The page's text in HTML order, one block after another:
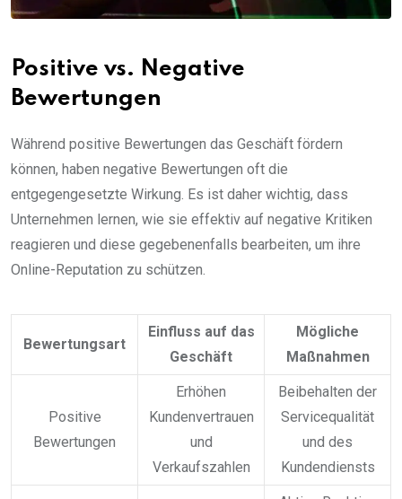
Positive vs. Negative
Bewertungen
Während positive Bewertungen das Geschäft fördern
können, haben negative Bewertungen oft die
entgegengesetzte Wirkung. Es ist daher wichtig, dass
Unternehmen lernen, wie sie effektiv auf negative Kritiken
reagieren und diese gegebenenfalls bearbeiten, um ihre
Online-Reputation zu schützen.
Bewertungsart
Einfluss auf das
Geschäft
Mögliche
Maßnahmen
Positive
Bewertungen
Erhöhen
Kundenvertrauen
und
Verkaufszahlen
Beibehalten der
Servicequalität
und des
Kundendiensts